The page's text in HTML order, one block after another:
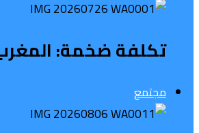
تكلفة ضخمة: المغرب
مجتمع